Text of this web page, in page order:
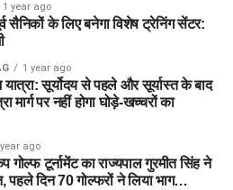
1 year ago
सैनिकों के लिए बनेगा विशेष ट्रेनिंग सेंटर:
1 year ago
यात्रा: सूर्योदय से पहले और सूर्यास्त के बाद
मार्ग पर नहीं होगा घोड़े-खच्चरों का
ago
गोल्फ टूर्नामेंट का राज्यपाल गुरमीत सिंह ने
पहले दिन 70 गोल्फरों ने लिया भाग…